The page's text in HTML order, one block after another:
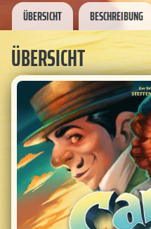
ÜBERSICHT BESCHREIBUNG
ÜBERSICHT